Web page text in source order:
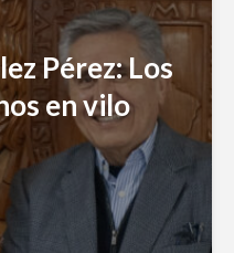
Pérez: Los
en vilo